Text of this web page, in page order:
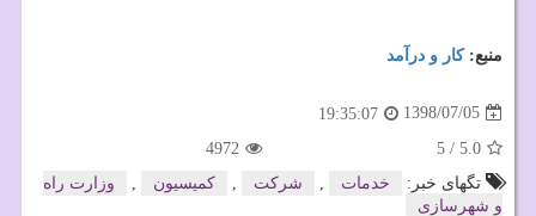
منبع:كار و درآمد
1398/07/05
19:35:07
5.0
/
5
4972
تگهای خبر:
خدمات شركت كمیسیون
وزارت راه
و شهرسازی